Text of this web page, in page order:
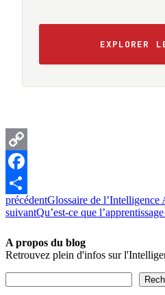
EXPLORER
Copy
Link
Facebook
Partager
précédentGlossaire de
suivantQu’est-ce que
A propos du blog
Retrouvez plein d'infos sur